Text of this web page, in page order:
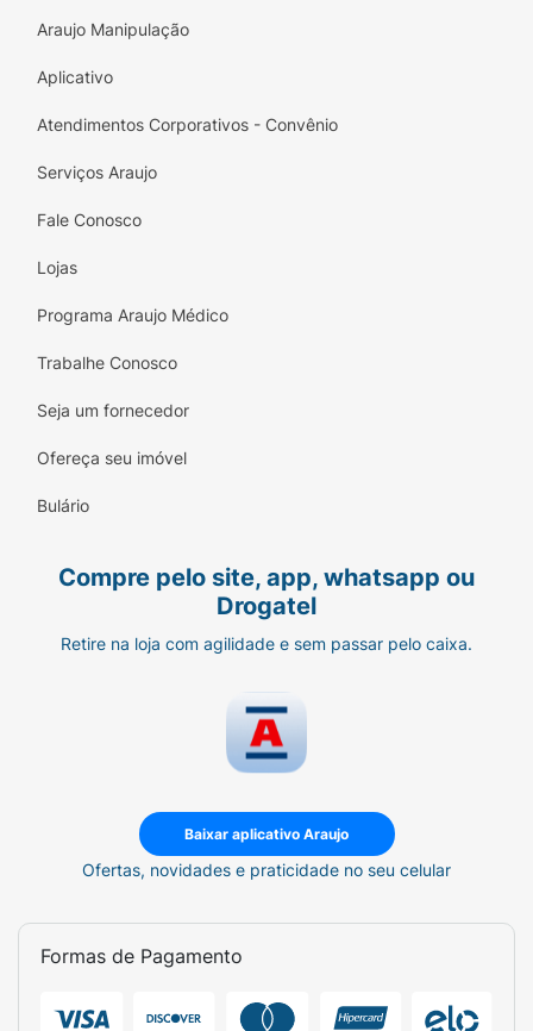
Araujo Manipulação
Aplicativo
Atendimentos Corporativos - Convênio
Serviços Araujo
Fale Conosco
Lojas
Programa Araujo Médico
Trabalhe Conosco
Seja um fornecedor
Ofereça seu imóvel
Bulário
Compre pelo site, app, whatsapp ou
Drogatel
Retire na loja com agilidade e sem passar pelo caixa.
Baixar aplicativo Araujo
Ofertas, novidades e praticidade no seu celular
Formas de Pagamento